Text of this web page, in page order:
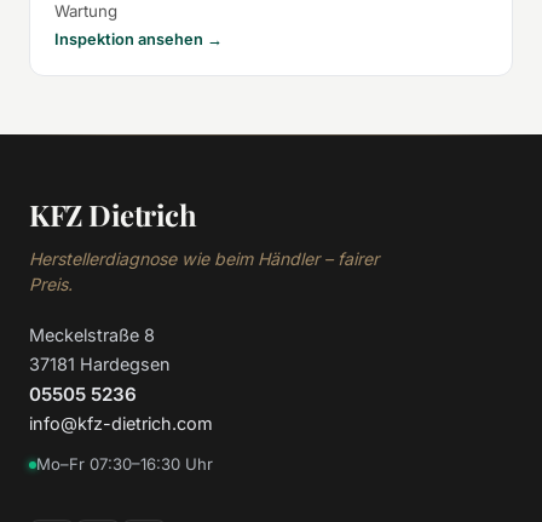
Wartung
Inspektion ansehen →
KFZ Dietrich
Herstellerdiagnose wie beim Händler – fairer
Preis.
Meckelstraße 8
37181 Hardegsen
05505 5236
info@kfz-dietrich.com
Mo–Fr 07:30–16:30 Uhr